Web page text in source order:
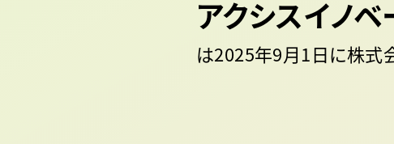
アクシスイノ
は2025年9月1日に株式